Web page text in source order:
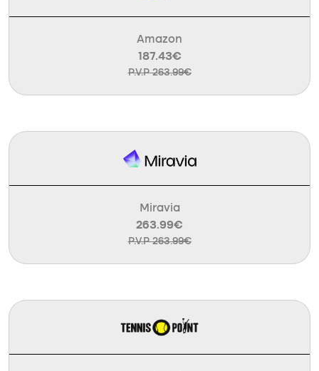
Amazon
187.43€
P.V.P 263.99€
Miravia
263.99€
P.V.P 263.99€